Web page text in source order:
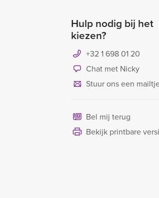
Hulp nodig bij het
kiezen?
+32 1 698 01 20
Chat met Nicky
Stuur ons een
Bel mij terug
Bekijk printbare